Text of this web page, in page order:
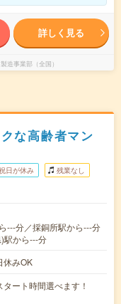
詳しく見る
造事業部（全国）
な高齢者マン
日が休み 残業なし
---分／採銅所駅から---分
駅から---分
みOK
ート時間選べます！